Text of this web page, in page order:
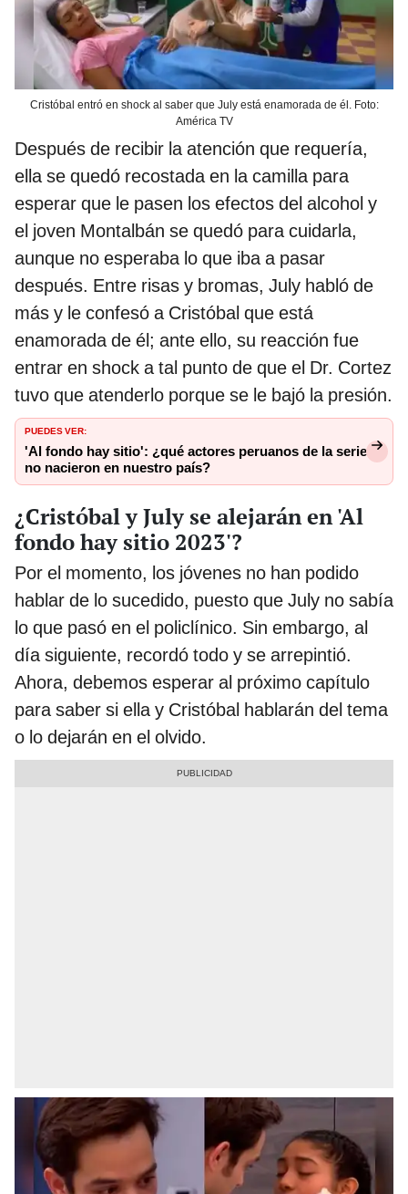
Cristóbal entró en shock al saber que July está enamorada de él. Foto:
América TV
Después de recibir la atención que requería,
ella se quedó recostada en la camilla para
esperar que le pasen los efectos del alcohol y
el joven Montalbán se quedó para cuidarla,
aunque no esperaba lo que iba a pasar
después. Entre risas y bromas, July habló de
más y le confesó a Cristóbal que está
enamorada de él; ante ello, su reacción fue
entrar en shock a tal punto de que el Dr. Cortez
tuvo que atenderlo porque se le bajó la presión.
PUEDES VER:
'Al fondo hay sitio': ¿qué actores peruanos de la serie
no nacieron en nuestro país?
¿Cristóbal y July se alejarán en 'Al
fondo hay sitio 2023'?
Por el momento, los jóvenes no han podido
hablar de lo sucedido, puesto que July no sabía
lo que pasó en el policlínico. Sin embargo, al
día siguiente, recordó todo y se arrepintió.
Ahora, debemos esperar al próximo capítulo
para saber si ella y Cristóbal hablarán del tema
o lo dejarán en el olvido.